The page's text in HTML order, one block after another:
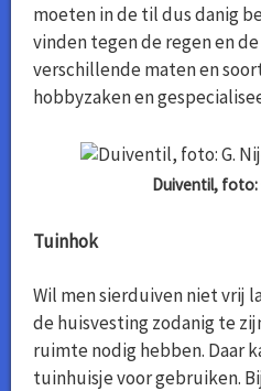
moeten in de til dus danig
vinden tegen de regen en
verschillende maten en
hobbyzaken en
Duiventil, foto:
Tuinhok
Wil men sierduiven niet vrij
de huisvesting zodanig te
ruimte nodig hebben. Daar
tuinhuisje voor gebruiken.